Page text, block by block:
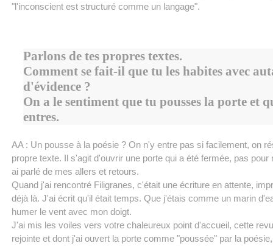
"l'inconscient est structuré comme un langage".
Parlons de tes propres textes.
Comment se fait-il que tu les habites avec
d'évidence ?
On a le sentiment que tu pousses la porte et
entres.
AA : Un pousse à la poésie ? On n'y entre pas si facilement, on
propre texte. Il s'agit d'ouvrir une porte qui a été fermée, pas pour
ai parlé de mes allers et retours.
Quand j'ai rencontré Filigranes, c'était une écriture en attente,
déjà là. J'ai écrit qu'il était temps. Que j'étais comme un marin
humer le vent avec mon doigt.
J'ai mis les voiles vers votre chaleureux point d'accueil, cette
rejointe et dont j'ai ouvert la porte comme "poussée" par la